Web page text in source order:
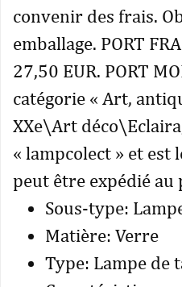
convenir des frais.
emballage. PORT
27,50 EUR. PORT
catégorie « Art,
XXe\Art
« lampcolect » et est
peut être expédié au
Sous-type:
Matière: Verre
Type: Lampe de